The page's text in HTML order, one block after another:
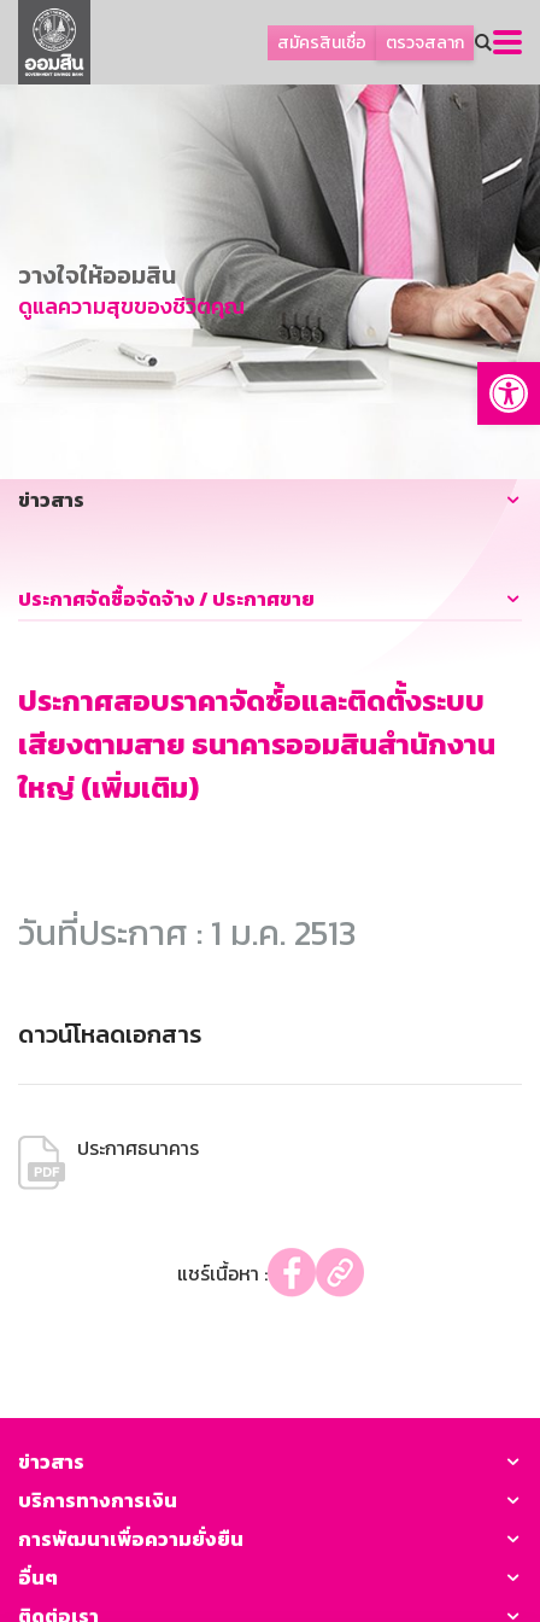
สมัครสินเชื่อ ตรวจสลาก
ลูกค้าธุรกิจ
ลูกค้าผู้ประกอบรายย่อย
การพัฒนาที่ยั่งยืน
ข่าวสาร
บริการทางการเงิน
อื่นๆ
วางใจให้ออมสิน
ดูแลความสุขของชีวิตคุณ
ข่าวสาร
ประกาศจัดซื้อจัดจ้าง / ประกาศขาย
ประกาศสอบราคาจัดซ์้อและติดตั้งระบบ
เสียงตามสาย ธนาคารออมสินสำนักงาน
ใหญ่ (เพิ่มเติม)
วันที่ประกาศ : 1 ม.ค. 2513
ดาวน์โหลดเอกสาร
ประกาศธนาคาร
แชร์เนื้อหา :
ข่าวสาร
บริการทางการเงิน
การพัฒนาเพื่อความยั่งยืน
อื่นๆ